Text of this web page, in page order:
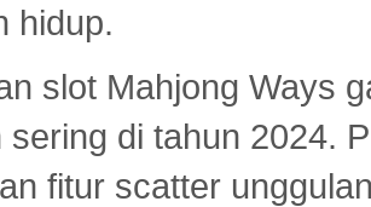
hidup.
slot Mahjong Ways
sering di tahun 2024.
fitur scatter